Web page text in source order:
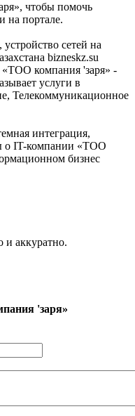
чтобы помочь
на портале.
сетей на
bizneskz.su
компания 'заря» -
услуги в
Телекоммуникационное
интеграция,
о IT-компании «ТОО
бизнес
и аккуратно.
'заря»